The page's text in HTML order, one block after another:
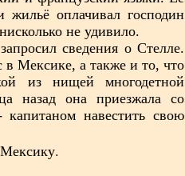
жильё оплачивал господин
не удивило.
сведения о Стелле.
Мексике, а также и то, что
из нищей многодетной
назад она приезжала со
навестить свою